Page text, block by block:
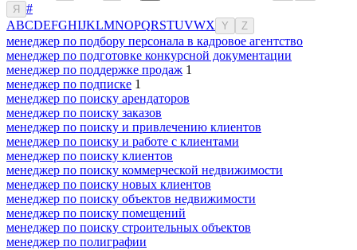
Я
#
ABCDEFGHIJKLMNOPQRSTUVWX Y Z
менеджер по подбору персонала в кадровое агентство
менеджер по подготовке конкурсной документации
менеджер по поддержке продаж 1
менеджер по подписке 1
менеджер по поиску арендаторов
менеджер по поиску заказов
менеджер по поиску и привлечению клиентов
менеджер по поиску и работе с клиентами
менеджер по поиску клиентов
менеджер по поиску коммерческой недвижимости
менеджер по поиску новых клиентов
менеджер по поиску объектов недвижимости
менеджер по поиску помещений
менеджер по поиску строительных объектов
менеджер по полиграфии